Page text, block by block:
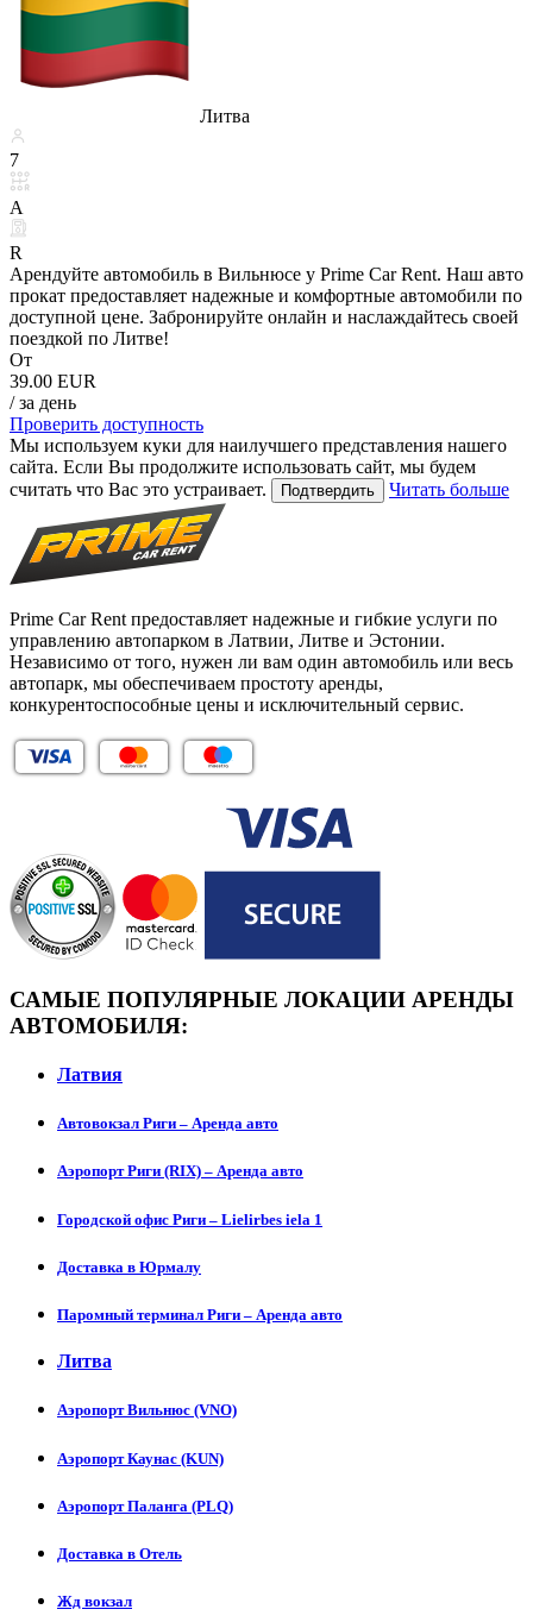
Литва
7
A
R
Арендуйте автомобиль в Вильнюсе у Prime Car Rent. Наш авто
прокат предоставляет надежные и комфортные автомобили по
доступной цене. Забронируйте онлайн и наслаждайтесь своей
поездкой по Литве!
От
39.00 EUR
/ за день
Проверить доступность
Мы используем куки для наилучшего представления нашего
сайта. Если Вы продолжите использовать сайт, мы будем
считать что Вас это устраивает.
Подтвердить Читать больше
Prime Car Rent предоставляет надежные и гибкие услуги по
управлению автопарком в Латвии, Литве и Эстонии.
Независимо от того, нужен ли вам один автомобиль или весь
автопарк, мы обеспечиваем простоту аренды,
конкурентоспособные цены и исключительный сервис.
САМЫЕ ПОПУЛЯРНЫЕ ЛОКАЦИИ АРЕНДЫ
АВТОМОБИЛЯ:
Латвия
Автовокзал Риги – Аренда авто
Аэропорт Риги (RIX) – Аренда авто
Городской офис Риги – Lielirbes iela 1
Доставка в Юрмалу
Паромный терминал Риги – Аренда авто
Литва
Аэропорт Вильнюс (VNO)
Аэропорт Каунас (KUN)
Аэропорт Паланга (PLQ)
Доставка в Отель
Жд вокзал